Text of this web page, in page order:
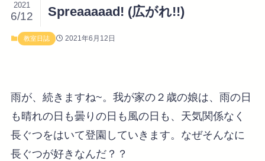
Spreaaaaad! (広がれ!!)
2021
6/12
教室日誌 2021年6月12日
雨が、続きますね~。我が家の２歳の娘は、雨の日
も晴れの日も曇りの日も風の日も、天気関係なく
長ぐつをはいて登園していきます。なぜそんなに
長ぐつが好きなんだ？？